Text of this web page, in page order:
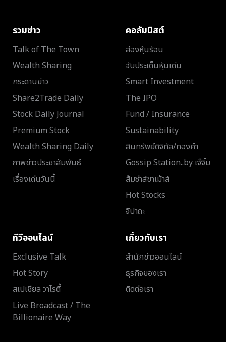
รวมข่าว
Talk of The Town
Wealth Sharing
กระดานข่าว
Share2Trade Daily
Stock Daily Journal
Premium Stock
Wealth Sharing Daily
ภาพข่าวประชาสัมพันธ์
เรื่องเด่นวันนี้
คอลัมนิสต์
ส่องหุ้นร้อน
จับประเด็นหุ้นเด่น
Smart Investment
The IPO
Fund / Insurance
Sustainability
สินทรัพย์ดิจิทัล/ทองคำ
Gossip Station..by เจ๊จิ๋ม
ส้มซ่าส์ขาเม้าส์
Hot Stocks
จิปาถะ
ทีวีออนไลน์
Exclusive Talk
Hot Story
สเปเชียล วาไรตี้
Live Broadcast / The
Billionaire Way
เกี่ยวกับเรา
สำนักข่าวออนไลน์
ธุรกิจของเรา
ติดต่อเรา